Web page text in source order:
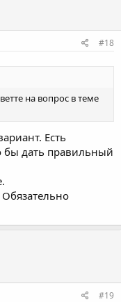
#18
на вопрос в теме
Есть
бы дать правильный
#19